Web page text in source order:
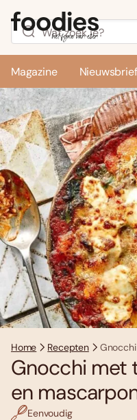
Magazine Nieuwsbrief
Home Recepten
Gnocchi met
en
Eenvoudig